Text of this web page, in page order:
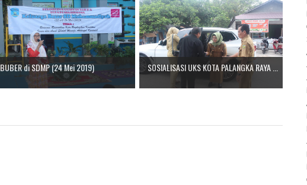
BUBER di SDMP (24 Mei 2019) SOSIALISASI UKS KOTA PALANGKA RAYA ...